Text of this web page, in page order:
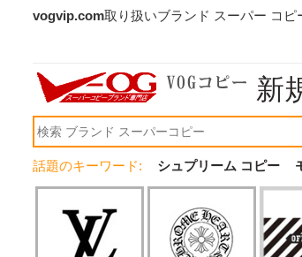
vogvip.com取り扱いブランド スーパー コピ
新
話題のキーワード: シュプリーム コピー